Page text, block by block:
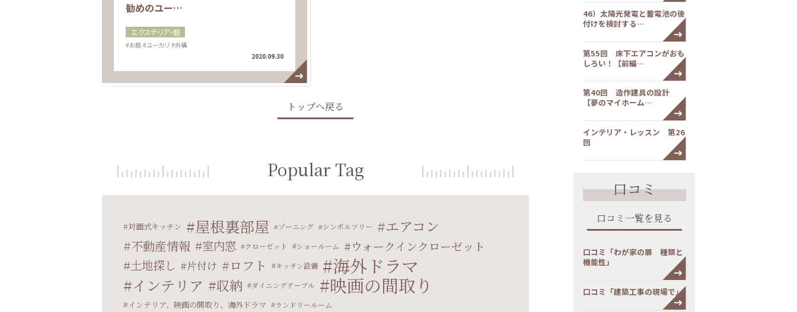
勧めのユー…
エクステリア・庭
#お庭 #ユーカリ #外構
2020.09.30
トップへ戻る
Popular Tag
対面式キッチン 屋根裏部屋 ゾーニング シンボルツリー エアコン
不動産情報 室内窓 クローゼット ショールーム ウォークインクローゼット
土地探し 片付け ロフト キッチン設備 海外ドラマ
インテリア 収納 ダイニングテーブル 映画の間取り
インテリア、映画の間取り、海外ドラマ ランドリールーム
46）太陽光発電と蓄電池の後
付けを検討する…
第55回 床下エアコンがおも
しろい！【前編…
第40回 造作建具の設計
【夢のマイホーム…
インテリア・レッスン 第26
回
口コミ
口コミ一覧を見る
口コミ「わが家の扉 種類と
機能性」
口コミ「建築工事の現場で」